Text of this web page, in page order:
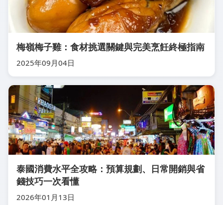
梅嶺梅子雞：食材挑選關鍵與完美烹飪終極指南
2025年09月04日
泰國消費水平全攻略：預算規劃、日常開銷與省
錢技巧一次看懂
2026年01月13日